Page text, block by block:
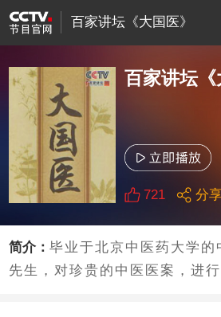
百家讲坛《大国医》
百家讲坛《
721 分
简介：毕业于北京中医药大学的
先生，对珍贵的中医医案，进